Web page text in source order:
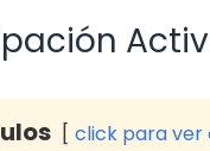
click para ver